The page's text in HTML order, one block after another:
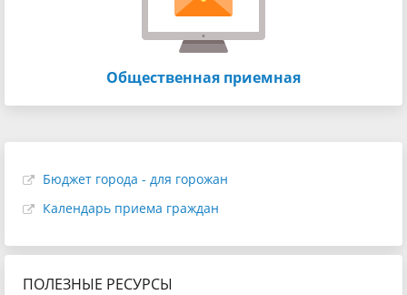
Общественная приемная
Бюджет города - для горожан
Календарь приема граждан
ПОЛЕЗНЫЕ РЕСУРСЫ